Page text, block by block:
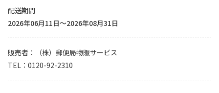
配送期間
2026年06月11日～2026年08月31日
販売者
（株）郵便局物販サービス
TEL
0120-92-2310